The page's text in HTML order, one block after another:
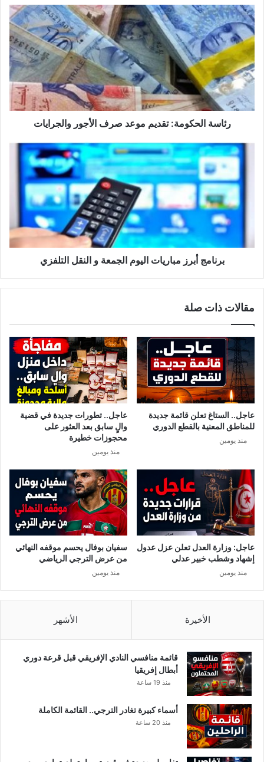
رئاسة
الحكومة:
تقديم
موعد
صرف
الأجور
والجرايات
رئاسة الحكومة: تقديم موعد صرف الأجور والجرايات
برنامج
اليوم
برنامج أبرز مباريات اليوم الجمعة و النقل التلفزي
مقالات ذات صلة
عاجل.. الستاغ تعلن قائمة جديدة
للمناطق المعنية بالقطع الدوري
منذ يومين
عاجل.. تطورات جديدة في قضية
والٍ سابق بعد العثور على
محجوزات خطيرة
منذ يومين
عاجل: وزارة العدل تعلن عزل عدول
إشهاد وشطب خبير عدلي
منذ يومين
سفيان بوفال يحسم موقفه النهائي
من عرض الترجي الرياضي
منذ يومين
الأخيرة الأشهر
قائمة منافسي النادي الإفريقي قبل قرعة دوري
أبطال إفريقيا
منذ 19 ساعة
أسماء كبيرة تغادر الترجي.. القائمة الكاملة
منذ 20 ساعة